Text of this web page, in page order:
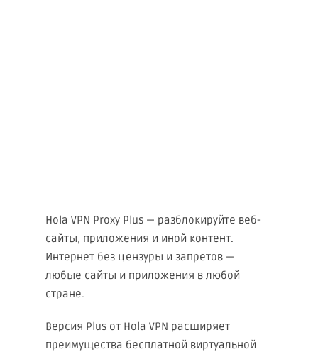
Hola VPN Proxy Plus — разблокируйте веб-
сайты, приложения и иной контент.
Интернет без цензуры и запретов —
любые сайты и приложения в любой
стране.
Версия Plus от Hоla VPN расширяет
преимущества бесплатной виртуальной